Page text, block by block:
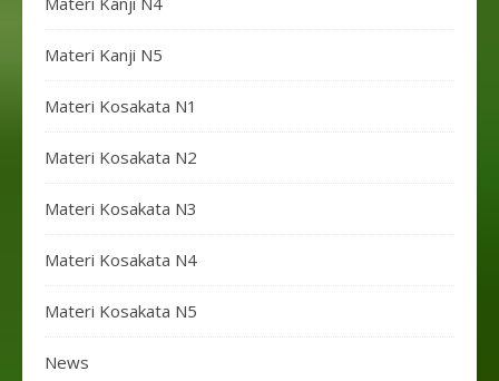
Materi Kanji N5
Materi Kosakata N1
Materi Kosakata N2
Materi Kosakata N3
Materi Kosakata N4
Materi Kosakata N5
News